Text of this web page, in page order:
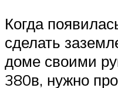
Когда
сделать
доме своими
380в, нужно